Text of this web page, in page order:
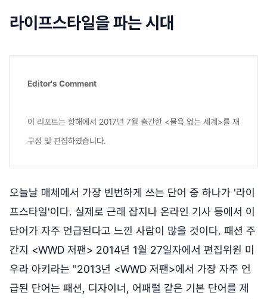
라이프스타일을 파는 시대
Editor's Comment
이 리포트는 항해에서 2017년 7월 출간한 <물욕 없는 세계>를 재
구성 및 편집하였습니다.
오늘날 매체에서 가장 빈번하게 쓰는 단어 중 하나가 '라이
프스타일'이다. 실제로 근래 잡지나 온라인 기사 등에서 이
단어가 자주 언급된다고 느낀 사람이 많을 것이다. 패션 주
간지 <WWD 저팬> 2014년 1월 27일자에서 편집위원 미
우라 아키라는 "2013년 <WWD 저팬>에서 가장 자주 언
급된 단어는 패션, 디자이너, 어패럴 같은 기본 단어를 제